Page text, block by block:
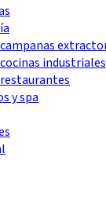
industriales
y spa